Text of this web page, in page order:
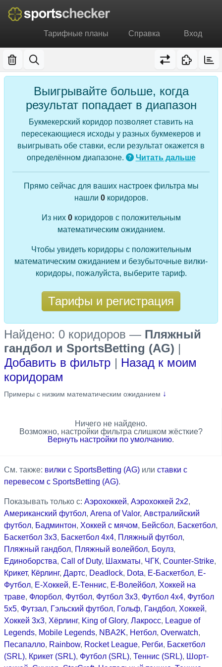
Тарифные планы Справка Вход
Выигрывайте больше, когда
результат попадает в диапазон
Букмекерский коридор позволяет ставить на
пересекающиеся исходы у разных букмекеров и
выигрывать обе ставки, если результат окажется в
определённом диапазоне.
Читать дальше
Прямо сейчас для ваших настроек фильтра мы
нашли 0коридоров.
Из них 0коридоров с положительным
математическим ожиданием.
Чтобы увидеть коридоры с положительным
математическим ожиданием и безубыточные вилки-
коридоры, пожалуйста, выберите тариф.
Тарифы и регистрация
Найдено: 0 коридоров — Пляжный
гандбол и SportsBetting (AG) |
Добавить в фильтр | Назад к моим
коридорам
Примеры с низким математическим ожиданием ↓
Ничего не найдено.
Возможно, настройки фильтра слишком жёсткие?
Вернуть настройки по умолчанию.
См. также: вилки с SportsBetting (AG) или ставки с
перевесом с SportsBetting (AG).
Показывать только с: Аэрохоккей, Аэрохоккей 2x2,
Американский футбол, Arena of Valor, Австралийский
футбол, Бадминтон, Хоккей с мячом, Бейсбол, Баскетбол,
Баскетбол 3x3, Баскетбол 4x4, Пляжный футбол,
Пляжный гандбол, Пляжный волейбол, Боулз,
Единоборства, Call of Duty, Шахматы, ЧГК, Counter-Strike,
Крикет, Кёрлинг, Дартс, Deadlock, Dota, Е-Баскетбол, Е-
Футбол, Е-Хоккей, Е-Теннис, Е-Волейбол, Хоккей на
траве, Флорбол, Футбол, Футбол 3x3, Футбол 4x4, Футбол
5x5, Футзал, Гэльский футбол, Гольф, Гандбол, Хоккей,
Хоккей 3x3, Хёрлинг, King of Glory, Лакросс, League of
Legends, Mobile Legends, NBA2K, Нетбол, Overwatch,
Песапалло, Rainbow, Rocket League, Регби, Баскетбол
(SRL), Крикет (SRL), Футбол (SRL), Теннис (SRL), Шорт-